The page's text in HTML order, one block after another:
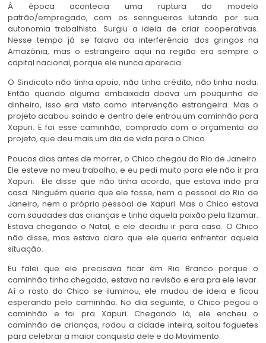
À época acontecia uma ruptura do modelo
patrão/empregado, com os seringueiros lutando por sua
autonomia trabalhista. Surgiu a ideia de criar cooperativas.
Nesse tempo já se falava da interferência dos gringos na
Amazônia, mas o estrangeiro aqui na região era sempre o
capital nacional, porque ele nunca aparecia.
O Sindicato não tinha apoio, não tinha crédito, não tinha nada.
Então quando alguma embaixada doava um pouquinho de
dinheiro, isso era visto como intervenção estrangeira. Mas o
projeto acabou saindo e dentro dele entrou um caminhão para
Xapuri. E foi esse caminhão, comprado com o orçamento do
projeto, que deu mais um dia de vida para o Chico.
Poucos dias antes de morrer, o Chico chegou do Rio de Janeiro.
Ele esteve no meu trabalho, e eu pedi muito para ele não ir pra
Xapuri. Ele disse que não tinha acordo, que estava indo pra
casa. Ninguém queria que ele fosse, nem o pessoal do Rio de
Janeiro, nem o próprio pessoal de Xapuri. Mas o Chico estava
com saudades das crianças e tinha aquela paixão pela Ilzamar.
Estava chegando o Natal, e ele decidiu ir para casa. O Chico
não disse, mas estava claro que ele queria enfrentar aquela
situação.
Eu falei que ele precisava ficar em Rio Branco porque o
caminhão tinha chegado, estava na revisão e era pra ele levar.
Aí o rosto do Chico se iluminou, ele mudou de ideia e ficou
esperando pelo caminhão. No dia seguinte, o Chico pegou o
caminhão e foi pra Xapuri. Chegando lá, ele encheu o
caminhão de crianças, rodou a cidade inteira, soltou foguetes
para celebrar a maior conquista dele e do Movimento.